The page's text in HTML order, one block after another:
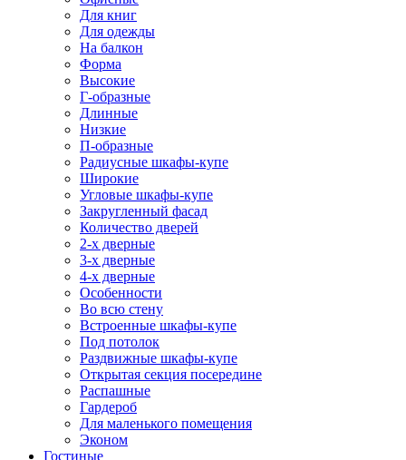
Для книг
Для одежды
На балкон
Форма
Высокие
Г-образные
Длинные
Низкие
П-образные
Радиусные шкафы-купе
Широкие
Угловые шкафы-купе
Закругленный фасад
Количество дверей
2-х дверные
3-х дверные
4-х дверные
Особенности
Во всю стену
Встроенные шкафы-купе
Под потолок
Раздвижные шкафы-купе
Открытая секция посередине
Распашные
Гардероб
Для маленького помещения
Эконом
Гостиные